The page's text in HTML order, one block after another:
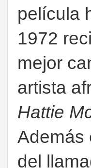
película
1972
mejor
artista
Hattie
Además
del